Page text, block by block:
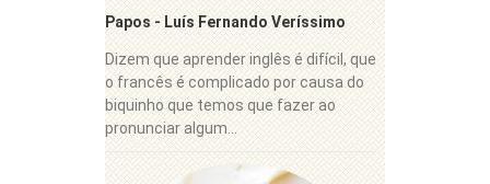
Papos - Luís Fernando Veríssimo
Dizem que aprender inglês é difícil, que
o francês é complicado por causa do
biquinho que temos que fazer ao
pronunciar algum...